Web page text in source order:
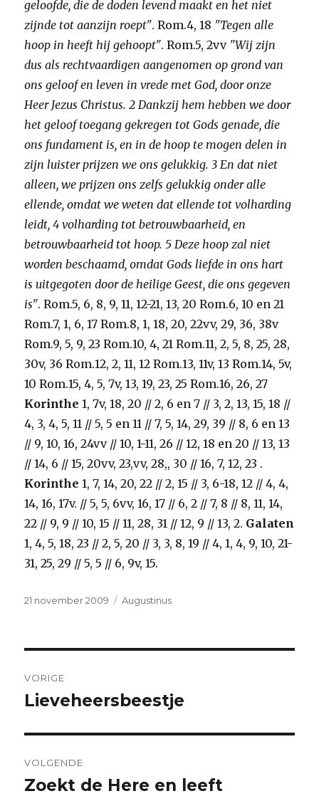
geloofde, die de doden levend maakt en het niet
zijnde tot aanzijn roept". Rom.4, 18 "Tegen alle
hoop in heeft hij gehoopt". Rom.5, 2vv "Wij zijn
dus als rechtvaardigen aangenomen op grond van
ons geloof en leven in vrede met God, door onze
Heer Jezus Christus. 2 Dankzij hem hebben we door
het geloof toegang gekregen tot Gods genade, die
ons fundament is, en in de hoop te mogen delen in
zijn luister prijzen we ons gelukkig. 3 En dat niet
alleen, we prijzen ons zelfs gelukkig onder alle
ellende, omdat we weten dat ellende tot volharding
leidt, 4 volharding tot betrouwbaarheid, en
betrouwbaarheid tot hoop. 5 Deze hoop zal niet
worden beschaamd, omdat Gods liefde in ons hart
is uitgegoten door de heilige Geest, die ons gegeven
is". Rom.5, 6, 8, 9, 11, 12-21, 13, 20 Rom.6, 10 en 21
Rom.7, 1, 6, 17 Rom.8, 1, 18, 20, 22vv, 29, 36, 38v
Rom.9, 5, 9, 23 Rom.10, 4, 21 Rom.11, 2, 5, 8, 25, 28,
30v, 36 Rom.12, 2, 11, 12 Rom.13, 11v, 13 Rom.14, 5v,
10 Rom.15, 4, 5, 7v, 13, 19, 23, 25 Rom.16, 26, 27
Korinthe 1, 7v, 18, 20 // 2, 6 en 7 // 3, 2, 13, 15, 18 //
4, 3, 4, 5, 11 // 5, 5 en 11 // 7, 5, 14, 29, 39 // 8, 6 en 13
// 9, 10, 16, 24vv // 10, 1-11, 26 // 12, 18 en 20 // 13, 13
// 14, 6 // 15, 20vv, 23,vv, 28,, 30 // 16, 7, 12, 23 .
Korinthe 1, 7, 14, 20, 22 // 2, 15 // 3, 6-18, 12 // 4, 4,
14, 16, 17v. // 5, 5, 6vv, 16, 17 // 6, 2 // 7, 8 // 8, 11, 14,
22 // 9, 9 // 10, 15 // 11, 28, 31 // 12, 9 // 13, 2. Galaten
1, 4, 5, 18, 23 // 2, 5, 20 // 3, 3, 8, 19 // 4, 1, 4, 9, 10, 21-
31, 25, 29 // 5, 5 // 6, 9v, 15.
Geplaatst
21 november 2009 Categorieën
Augustinus
navigatie
VORIGE
Vorig
Lieveheersbeestje
VOLGENDE
Volgend
Zoekt de Here en leeft